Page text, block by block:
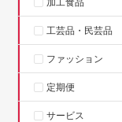
工芸品・民芸品
ファッション
定期便
サービス